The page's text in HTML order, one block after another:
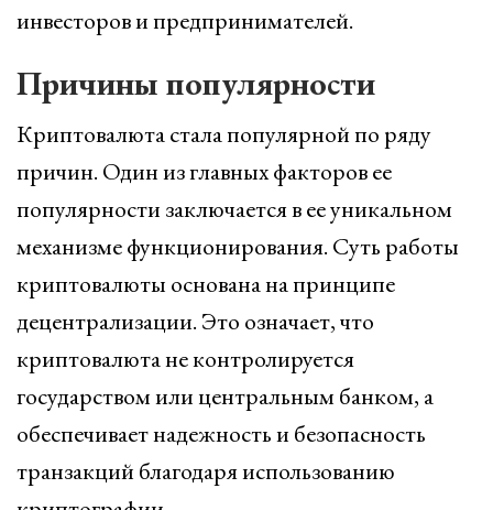
инвесторов и предпринимателей.
Причины популярности
Криптовалюта стала популярной по ряду
причин. Один из главных факторов ее
популярности заключается в ее уникальном
механизме функционирования. Суть работы
криптовалюты основана на принципе
децентрализации. Это означает, что
криптовалюта не контролируется
государством или центральным банком, а
обеспечивает надежность и безопасность
транзакций благодаря использованию